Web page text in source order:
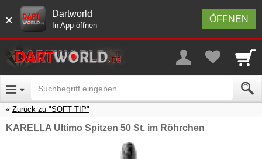
× ÖFFNEN
Dartworld
In App öffnen
Zurück zu "SOFT TIP"
KARELLA Ultimo Spitzen 50 St. im Röhrchen